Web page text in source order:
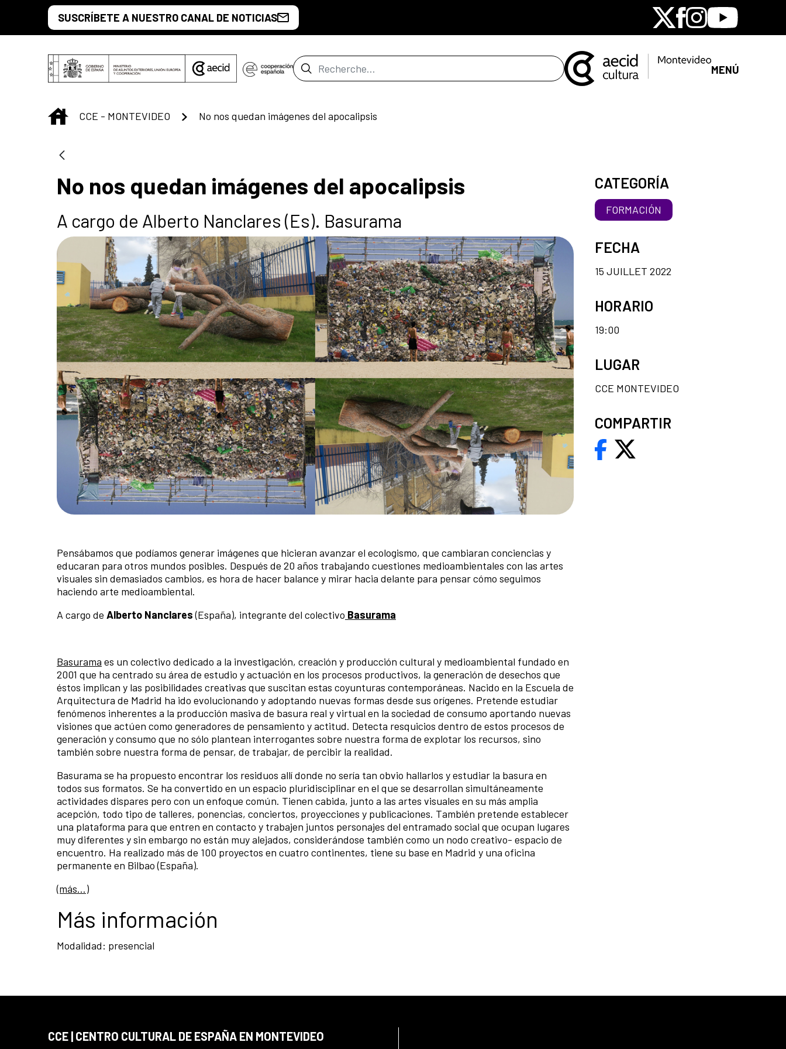
Saut au contenu principal
SUSCRÍBETE A NUESTRO CANAL DE NOTICIAS X Facebook
Instagram
Youtube
Barre de recherche MENÚ
INICIO
CCE - MONTEVIDEO No nos quedan imágenes del apocalipsis
No nos quedan imágenes del apocalipsis
A cargo de Alberto Nanclares (Es). Basurama
Pensábamos que podíamos generar imágenes que hicieran avanzar el ecologismo, que cambiaran conciencias y
educaran para otros mundos posibles. Después de 20 años trabajando cuestiones medioambientales con las artes
visuales sin demasiados cambios, es hora de hacer balance y mirar hacia delante para pensar cómo seguimos
haciendo arte medioambiental.
A cargo de Alberto Nanclares(España), integrante del colectivo Basurama
Basurama es un colectivo dedicado a la investigación, creación y producción cultural y medioambiental fundado en
2001 que ha centrado su área de estudio y actuación en los procesos productivos, la generación de desechos que
éstos implican y las posibilidades creativas que suscitan estas coyunturas contemporáneas. Nacido en la Escuela de
Arquitectura de Madrid ha ido evolucionando y adoptando nuevas formas desde sus orígenes. Pretende estudiar
fenómenos inherentes a la producción masiva de basura real y virtual en la sociedad de consumo aportando nuevas
visiones que actúen como generadores de pensamiento y actitud. Detecta resquicios dentro de estos procesos de
generación y consumo que no sólo plantean interrogantes sobre nuestra forma de explotar los recursos, sino
también sobre nuestra forma de pensar, de trabajar, de percibir la realidad.
Basurama se ha propuesto encontrar los residuos allí donde no sería tan obvio hallarlos y estudiar la basura en
todos sus formatos. Se ha convertido en un espacio pluridisciplinar en el que se desarrollan simultáneamente
actividades dispares pero con un enfoque común. Tienen cabida, junto a las artes visuales en su más amplia
acepción, todo tipo de talleres, ponencias, conciertos, proyecciones y publicaciones. También pretende establecer
una plataforma para que entren en contacto y trabajen juntos personajes del entramado social que ocupan lugares
muy diferentes y sin embargo no están muy alejados, considerándose también como un nodo creativo- espacio de
encuentro. Ha realizado más de 100 proyectos en cuatro continentes, tiene su base en Madrid y una oficina
permanente en Bilbao (España).
(más…)
Más información
Modalidad: presencial
CATEGORÍA
FORMACIÓN
FECHA
15 JUILLET 2022
HORARIO
19:00
LUGAR
CCE MONTEVIDEO
COMPARTIR
CCE | CENTRO CULTURAL DE ESPAÑA EN MONTEVIDEO